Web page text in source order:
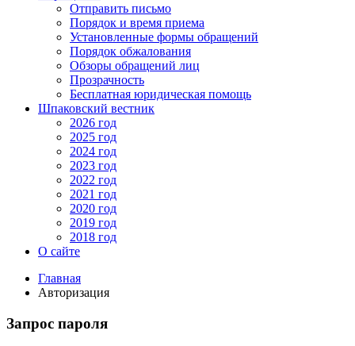
Отправить письмо
Порядок и время приема
Установленные формы обращений
Порядок обжалования
Обзоры обращений лиц
Прозрачность
Бесплатная юридическая помощь
Шпаковский вестник
2026 год
2025 год
2024 год
2023 год
2022 год
2021 год
2020 год
2019 год
2018 год
О сайте
Главная
Авторизация
Запрос пароля